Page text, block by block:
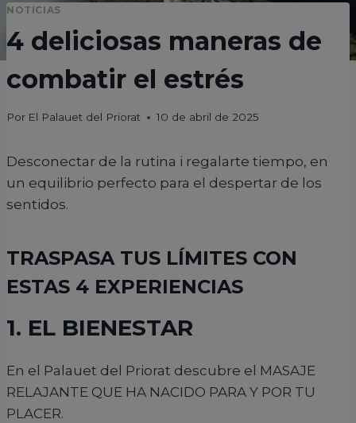
NOTICIAS
4 deliciosas maneras de
combatir el estrés
Por El Palauet del Priorat 10 de abril de 2025
Desconectar de la rutina i regalarte tiempo, en
un equilibrio perfecto para el despertar de los
sentidos.
TRASPASA TUS LÍMITES CON
ESTAS 4 EXPERIENCIAS
1. EL BIENESTAR
En el Palauet del Priorat descubre el MASAJE
RELAJANTE QUE HA NACIDO PARA Y POR TU
PLACER.